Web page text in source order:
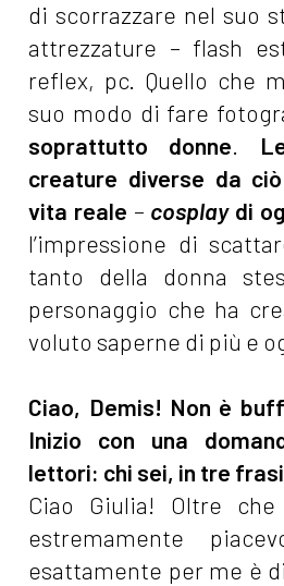
di scorrazzare nel suo
attrezzature – flash
reflex, pc. Quello che
suo modo di fare
soprattutto donne.
creature diverse da
vita reale – cosplaydi
l’impressione di
tanto della donna
personaggio che ha
voluto saperne di più e
Ciao, Demis! Non è
Inizio con una
lettori: chi sei, in tre
Ciao Giulia! Oltre
estremamente
esattamente per me è